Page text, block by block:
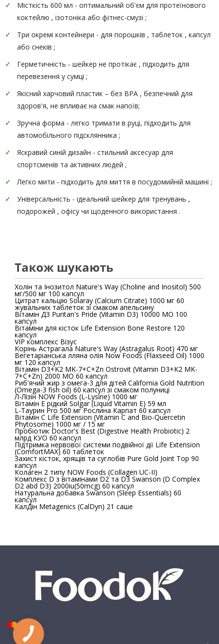
Місткість 600 мл - оптимальний об'єм для протеїнового
коктейлю , ізотоніка або фітнес-смузі ;
Три окремі контейнери - для порошків , таблеток , капсул
або снеків ;
Герметичність - шейкер не протікає , підходить для
перевезення у сумці ;
Якісний харчовий пластик – без BPA , безпечний для
здоров'я, не впливає на смак напоїв;
Зручна форма - легко тримати в руці, підходить для
автомобільного підсклянника ;
Яскравий синій дизайн - стильний аксесуар для
спортсменів та активних людей ;
Легко мити - підходить для миття в посудомийній машині ;
Універсальність - ідеальний шейкер для тренувань ,
подорожей , офісу чи щоденного використання .
Також шукають
Холін та Інозитол Nature's Way (Choline and Inositol) 500
мг/500 мг 100 капсул
Цитрат кальцію Solaray (Calcium Citrate) 1000 мг 60
жувальних таблеток зі смаком апельсину
Вітамін Д3 Puritan's Pride (Vitamin D3) 10000 МО 100
капсул
Вітаміни для кісток Life Extension Bone Restore 120
капсул
VIP комплекс Візус
Корінь Астрагала Nature's Way (Astragalus Root) 470 мг
Вегетаріанська лляна олія Now Foods (Flaxseed Oil) 1000
мг 120 капсул
Вітамін D3+K2 MK-7+C+Zn Ostrovit (Vitamin D3+K2 MK-
7+C+Zn) 2000 МО 60 капсул
Риб'ячий жир з омега-3 для дітей California Gold Nutrition
(Omega-3 fish oil) 60 капсул зі смаком полуниці
Л-Лізін NOW Foods (L-Lysine) 1000 мг
Вітамін E рідкий Solgar (Liquid Vitamin E) 59 мл
L-Таурин Pro 500 мг Рослина Карпат 60 капсул
Вітамін С Life Extension (Vitamin C and Bio-Quercetin
Phytosome) 1000 мг / 15 мг
Пробіотик Doctor's Best (Digestive Health Probiotic) 2
млрд КУО 60 капсул
Підтримка нервової системи подвійної дії Life Extension
(ComfortMAX) 60 таблеток
Захист кісток, хрящів та суглобів Pure Gold Joint Top 90
капсул
Колаген 2 типу NOW Foods (Collagen UC-II)
Комплекс D з вітамінами D2 та D3 Swanson (D Complex
D2 abd D3) 2000iu(50mcg) 60 капсул
Натуральна добавка Swanson (Sleep Essentials) 60
капсул
КалДін Metagenics (CalDyn) 21 саше